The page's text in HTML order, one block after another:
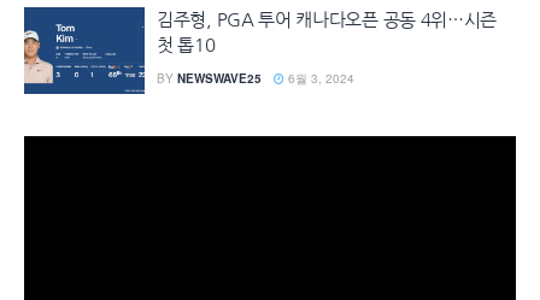
김주형, PGA 투어 캐나다오픈 공동 4위…시즌
첫 톱10
BY NEWSWAVE25 6월 3, 2024